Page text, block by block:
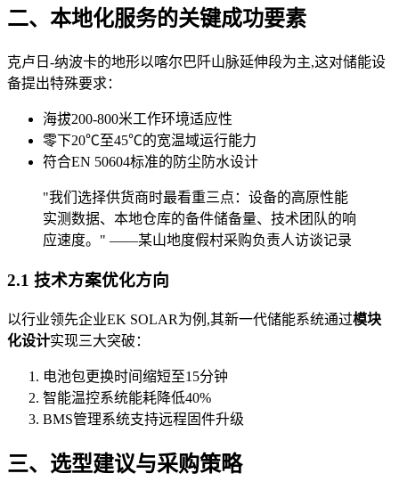
二、本地化服务的关键成功要素
克卢日-纳波卡的地形以喀尔巴阡山脉延伸段为主,这对储能设
备提出特殊要求：
海拔200-800米工作环境适应性
零下20℃至45℃的宽温域运行能力
符合EN 50604标准的防尘防水设计
"我们选择供货商时最看重三点：设备的高原性能
实测数据、本地仓库的备件储备量、技术团队的响
应速度。" ——某山地度假村采购负责人访谈记录
2.1 技术方案优化方向
以行业领先企业EK SOLAR为例,其新一代储能系统通过模块
化设计实现三大突破：
电池包更换时间缩短至15分钟
智能温控系统能耗降低40%
BMS管理系统支持远程固件升级
三、选型建议与采购策略